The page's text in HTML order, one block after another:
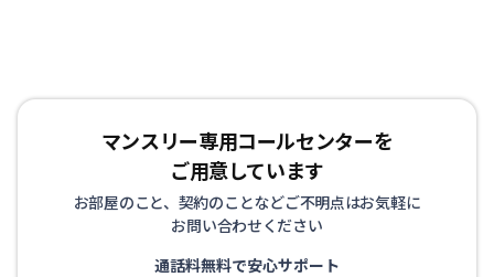
マンスリー専用コールセンターを
ご用意しています
お部屋のこと、契約のことなどご不明点はお気軽に
お問い合わせください
通話料無料で安心サポート